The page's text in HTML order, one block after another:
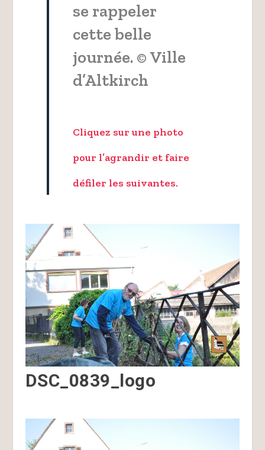
se rappeler
cette belle
journée. © Ville
d’Altkirch
Cliquez sur une photo
pour l’agrandir et faire
défiler les suivantes.
DSC_0839_logo